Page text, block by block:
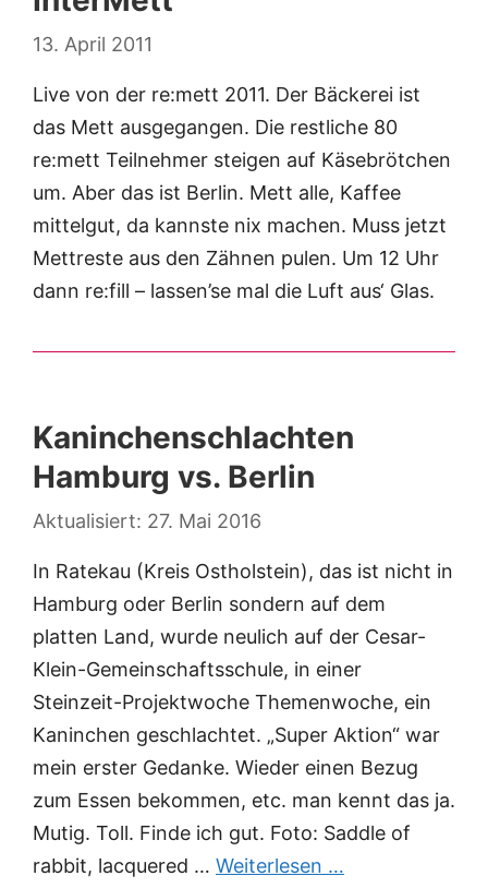
13. April 2011
Live von der re:mett 2011. Der Bäckerei ist
das Mett ausgegangen. Die restliche 80
re:mett Teilnehmer steigen auf Käsebrötchen
um. Aber das ist Berlin. Mett alle, Kaffee
mittelgut, da kannste nix machen. Muss jetzt
Mettreste aus den Zähnen pulen. Um 12 Uhr
dann re:fill – lassen’se mal die Luft aus‘ Glas.
Kaninchenschlachten
Hamburg vs. Berlin
27. Mai 2016
In Ratekau (Kreis Ostholstein), das ist nicht in
Hamburg oder Berlin sondern auf dem
platten Land, wurde neulich auf der Cesar-
Klein-Gemeinschaftsschule, in einer
Steinzeit-Projektwoche Themenwoche, ein
Kaninchen geschlachtet. „Super Aktion“ war
mein erster Gedanke. Wieder einen Bezug
zum Essen bekommen, etc. man kennt das ja.
Mutig. Toll. Finde ich gut. Foto: Saddle of
rabbit, lacquered … Weiterlesen …